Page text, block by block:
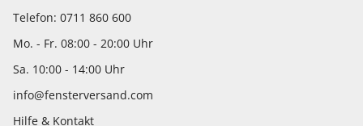
Telefon: 0711 860 600
Mo. - Fr. 08:00 - 20:00 Uhr
Sa. 10:00 - 14:00 Uhr
info@fensterversand.com
Hilfe & Kontakt